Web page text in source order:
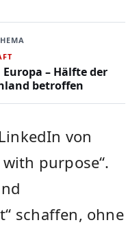
– Hälfte der
betroffen
von
purpose“.
schaffen, ohne